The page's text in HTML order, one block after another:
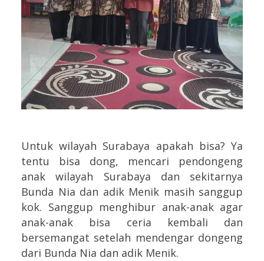
Untuk wilayah Surabaya apakah bisa? Ya
tentu bisa dong, mencari pendongeng
anak wilayah Surabaya dan sekitarnya
Bunda Nia dan adik Menik masih sanggup
kok. Sanggup menghibur anak-anak agar
anak-anak bisa ceria kembali dan
bersemangat setelah mendengar dongeng
dari Bunda Nia dan adik Menik.